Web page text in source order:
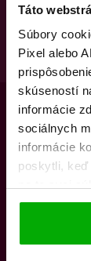
Táto
Súbory
Pixel alebo
skúseností
informácie
sociálnych
informácie
poskytli,
O nás
Oznámenie